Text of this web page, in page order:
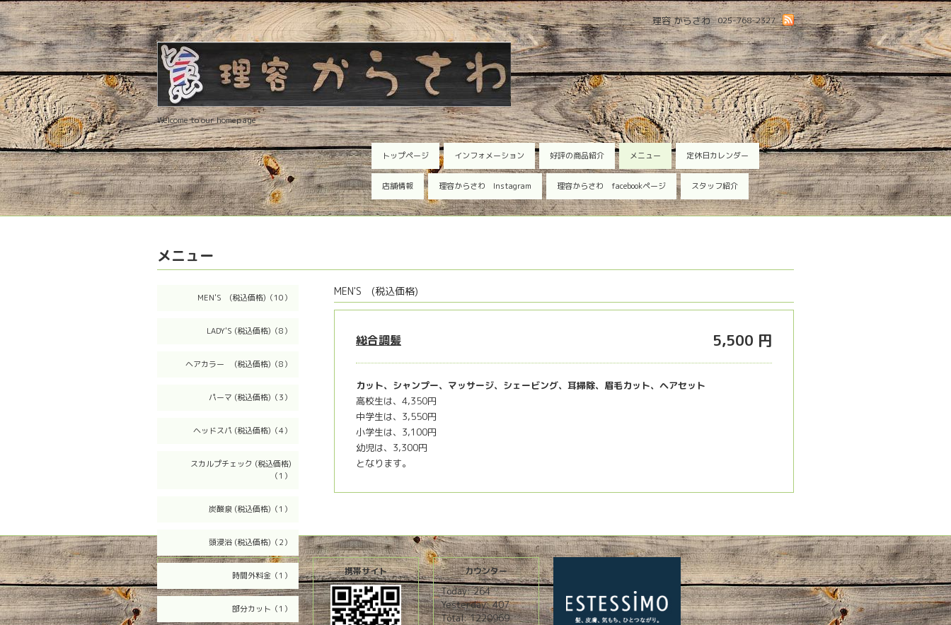
025-768-2327
理容 からさわ
Welcome to our homepage
トップページ インフォメーション 好評の商品紹介 メニュー 定休日カレンダー
店舗情報 理容からさわ Instagram 理容からさわ facebookページ スタッフ紹介
MEN'S (税込価格)（10）
LADY'S (税込価格)（8）
ヘアカラー (税込価格)（8）
パーマ (税込価格)（3）
ヘッドスパ (税込価格)（4）
スカルプチェック (税込価格)
（1）
炭酸泉 (税込価格)（1）
頭浸浴 (税込価格)（2）
時間外料金（1）
部分カット（1）
メニュー
MEN'S (税込価格)
5,500 円
総合調髪
カット、シャンプー、マッサージ、シェービング、耳掃除、眉毛カット、ヘアセット
高校生は、4,350円
中学生は、3,550円
小学生は、3,100円
幼児は、3,300円
となります。
2026.08.08 Saturday 携帯サイト カウンター
Today:264
Yesterday:407
Total:1220969